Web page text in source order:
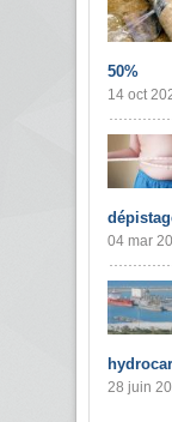
50%
14 oct
04 mar
28 juin